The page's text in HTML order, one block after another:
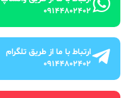
09144802402
ارتباط با ما از طریق تلگرام
09144802402